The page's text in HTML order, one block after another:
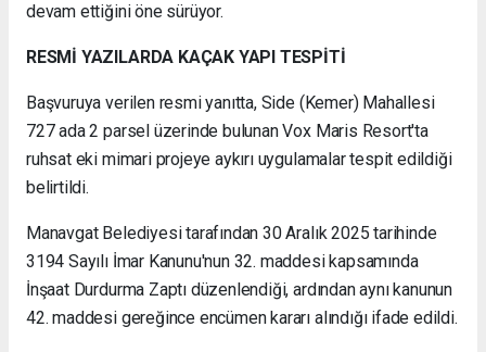
devam ettiğini öne sürüyor.
RESMİ YAZILARDA KAÇAK YAPI TESPİTİ
Başvuruya verilen resmi yanıtta, Side (Kemer) Mahallesi
727 ada 2 parsel üzerinde bulunan Vox Maris Resort'ta
ruhsat eki mimari projeye aykırı uygulamalar tespit edildiği
belirtildi.
Manavgat Belediyesi tarafından 30 Aralık 2025 tarihinde
3194 Sayılı İmar Kanunu'nun 32. maddesi kapsamında
İnşaat Durdurma Zaptı düzenlendiği, ardından aynı kanunun
42. maddesi gereğince encümen kararı alındığı ifade edildi.